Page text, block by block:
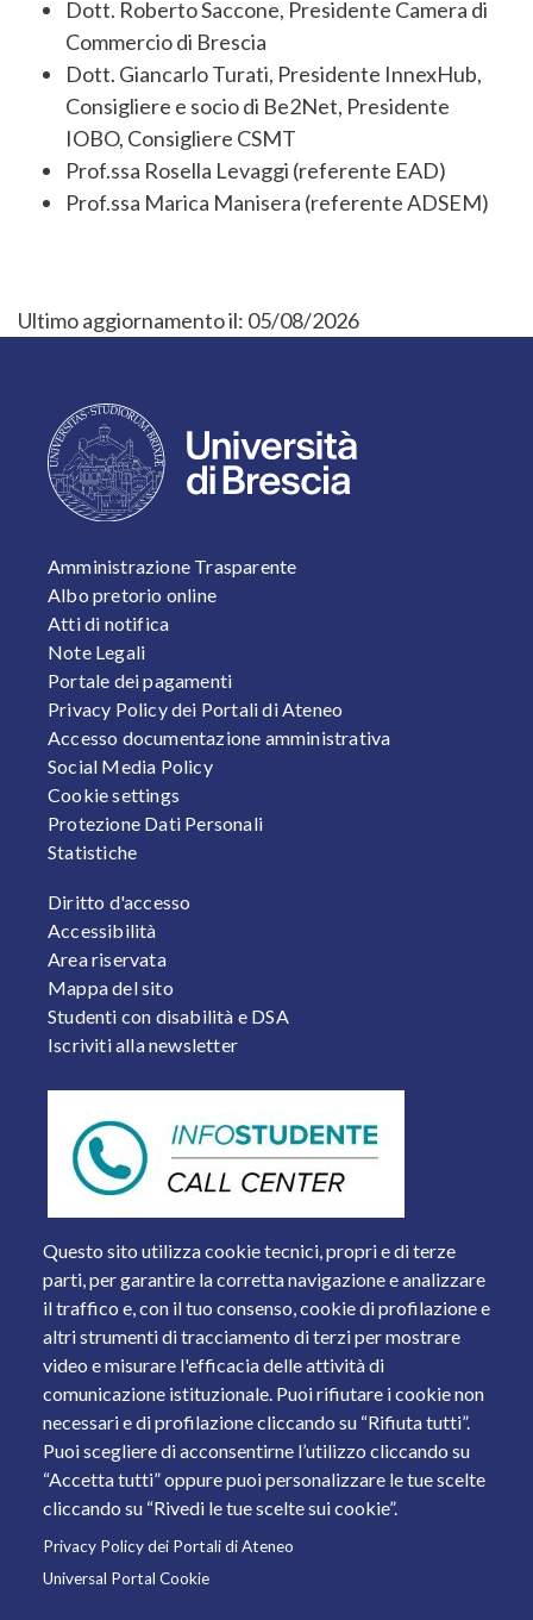
Dott. Roberto Saccone, Presidente Camera di
Commercio di Brescia
Dott. Giancarlo Turati, Presidente InnexHub,
Consigliere e socio di Be2Net, Presidente
IOBO, Consigliere CSMT
Prof.ssa Rosella Levaggi (referente EAD)
Prof.ssa Marica Manisera (referente ADSEM)
Ultimo aggiornamento il: 05/08/2026
Questo sito utilizza cookie tecnici, propri e di terze
parti, per garantire la corretta navigazione e analizzare
il traffico e, con il tuo consenso, cookie di profilazione e
altri strumenti di tracciamento di terzi per mostrare
video e misurare l'efficacia delle attività di
comunicazione istituzionale. Puoi rifiutare i cookie non
necessari e di profilazione cliccando su “Rifiuta tutti”.
Puoi scegliere di acconsentirne l’utilizzo cliccando su
“Accetta tutti” oppure puoi personalizzare le tue scelte
cliccando su “Rivedi le tue scelte sui cookie”.
Privacy Policy dei Portali di Ateneo
Universal Portal Cookie
FOOTER 1
Amministrazione Trasparente
Albo pretorio online
Atti di notifica
Note Legali
Portale dei pagamenti
Privacy Policy dei Portali di Ateneo
Accesso documentazione amministrativa
Social Media Policy
Cookie settings
Protezione Dati Personali
Statistiche
FOOTER 2
Diritto d'accesso
Accessibilità
Area riservata
Mappa del sito
Studenti con disabilità e DSA
Iscriviti alla newsletter
Piazza del Mercato, 15 - 25121 Brescia
Tel. +39 030 2988.1 PEC:
ammcentr@cert.unibs.it
Partita IVA: 01773710171 Codice Fiscale: 98007650173
© 2011 Università degli Studi di Brescia